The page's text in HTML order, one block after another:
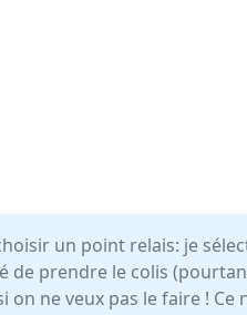
un point relais: je
de prendre le colis
on ne veux pas le faire !